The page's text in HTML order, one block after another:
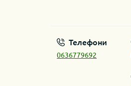
Телефони
0636779692